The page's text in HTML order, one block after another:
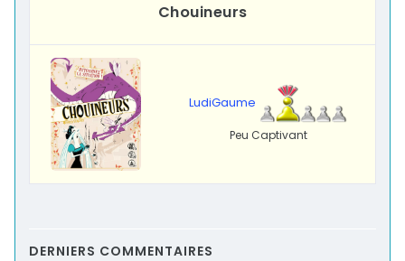
Chouineurs
LudiGaume
Peu Captivant
DERNIERS COMMENTAIRES